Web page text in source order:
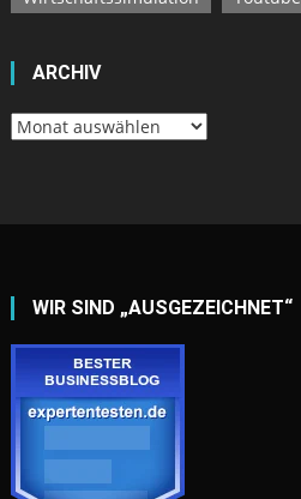
ARCHIV
Archiv
WIR SIND „AUSGEZEICHNET“